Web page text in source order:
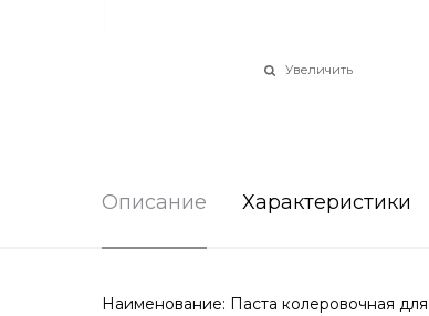
Увеличить
Описание Характеристики
Наименование: Паста колеровочная